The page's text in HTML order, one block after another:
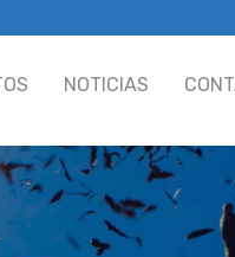
NOTICIAS